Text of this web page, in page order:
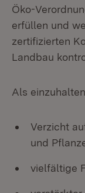
Öko-
erfüllen und
zertifizierten
Landbau
Als
Verzicht
und
vielfältige